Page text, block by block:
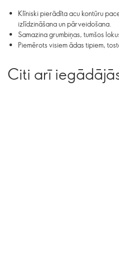
Klīniski pierādīta acu kontūru
izlīdzināšana un pārveidošana.
Samazina grumbiņas, tumšos
Piemērots visiem ādas tipiem,
Citi arī